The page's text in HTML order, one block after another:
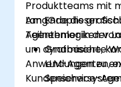
Produktteams mit
LangGraphs
Agentenlogiken
um dynamische,
Anwendungen zu
Kundenservice-
Am Ende dieser
Teilnehmer in der
Grafbasierte
LLM-Agenten,